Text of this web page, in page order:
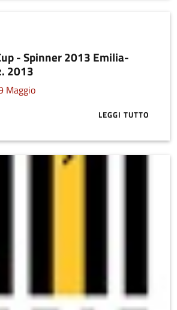
- Spinner 2013 Emilia-
2013
Maggio
LEGGI TUTTO
ABOUT AL